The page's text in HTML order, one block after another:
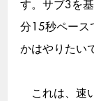
す。サブ3を
分15秒ペース
かはやりたい
これは、速